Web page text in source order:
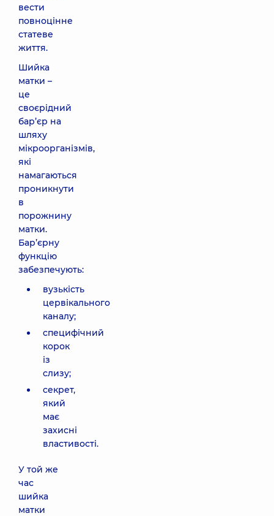
вести
повноцінне
статеве
життя.
Шийка
матки –
це
своєрідний
бар’єр на
шляху
мікроорганізмів,
які
намагаються
проникнути
в
порожнину
матки.
Бар’єрну
функцію
забезпечують:
вузькість
цервікального
каналу;
специфічний
корок
із
слизу;
секрет,
який
має
захисні
властивості.
У той же
час
шийка
матки